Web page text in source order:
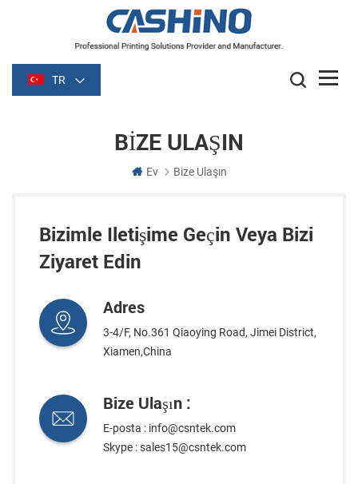
TR
BIZE ULAŞIN
Ev Bize Ulaşın
Bizimle Iletişime Geçin Veya Bizi
Ziyaret Edin
Adres
3-4/F, No.361 Qiaoying Road, Jimei District,
Xiamen,China
Bize Ulaşın :
E-posta : info@csntek.com
Skype :sales15@csntek.com